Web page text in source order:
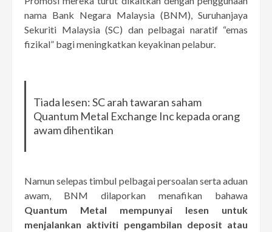
nama Bank Negara Malaysia (BNM), Suruhanjaya
Sekuriti Malaysia (SC) dan pelbagai naratif “emas
fizikal” bagi meningkatkan keyakinan pelabur.
Tiada lesen: SC arah tawaran saham
Quantum Metal Exchange Inc kepada orang
awam dihentikan
Namun selepas timbul pelbagai persoalan serta aduan
awam, BNM dilaporkan menafikan bahawa
Quantum Metal mempunyai lesen untuk
menjalankan aktiviti pengambilan deposit atau